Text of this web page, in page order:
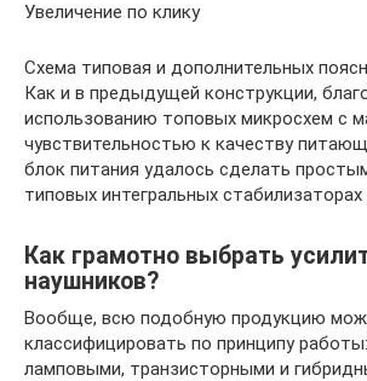
Увеличение по клику
Схема типовая и дополнительных
Как и в предыдущей конструкции,
использованию топовых микросхем с
чувствительностью к качеству
блок питания удалось сделать
типовых интегральных
Как грамотно выбрать
наушников?
Вообще, всю подобную продукцию
классифицировать по принципу
ламповыми, транзисторными и